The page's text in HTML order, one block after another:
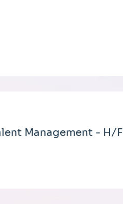
Management - H/F